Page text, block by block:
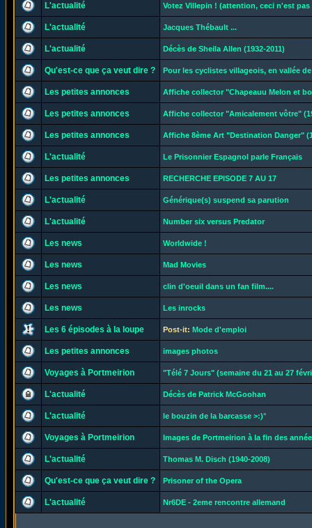
L'actualité Votez Villepin ! (attention, ceci n'est
L'actualité Jacques Thébault ...
L'actualité Décès de Sheila Allen (1932-2011)
Qu'est-ce que ça veut dire ? Pour les cyclistes villageois, en vallée
Les petites annonces Affiche collector "Chapeauu Melon et
Les petites annonces Affiche collector "Amicalement vôtre"
Les petites annonces Affiche 8ème Art "Destination Danger"
L'actualité Le Prisonnier Espagnol parle Français
Les petites annonces RECHERCHE EPISODE 7 AU 17
L'actualité Générique(s) suspend sa parution
L'actualité Number six versus Predator
Les news Worldwide !
Les news Mad Movies
Les news clin d'oeuil dans un fan film....
Les news Les inrocks
Les 6 épisodes à la loupe Post-it: Mode d'emploi
Les petites annonces images photos
Voyages à Portmeirion "Télé 7 Jours" (semaine du 21 au 27
L'actualité Décès de Patrick McGoohan
L'actualité le bouzin de la barcasse >:)°
Voyages à Portmeirion Images de Portmeirion à la fin des
L'actualité Thomas M. Disch (1940-2008)
Qu'est-ce que ça veut dire ? Prisoner of the Opera
L'actualité Nr6DE - 2eme rencontre allemand